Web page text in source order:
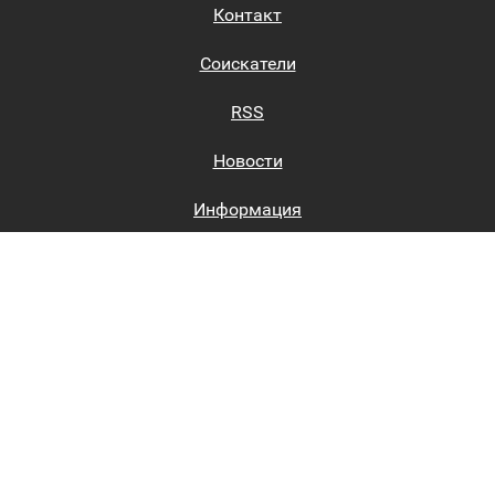
Контакт
Соискатели
RSS
Новости
Информация